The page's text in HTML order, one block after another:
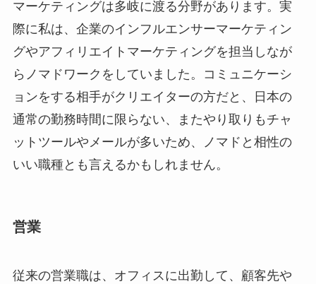
マーケティングは多岐に渡る分野があります。実
際に私は、企業のインフルエンサーマーケティン
グやアフィリエイトマーケティングを担当しなが
らノマドワークをしていました。コミュニケーシ
ョンをする相手がクリエイターの方だと、日本の
通常の勤務時間に限らない、またやり取りもチャ
ットツールやメールが多いため、ノマドと相性の
いい職種とも言えるかもしれません。
営業
従来の営業職は、オフィスに出勤して、顧客先や